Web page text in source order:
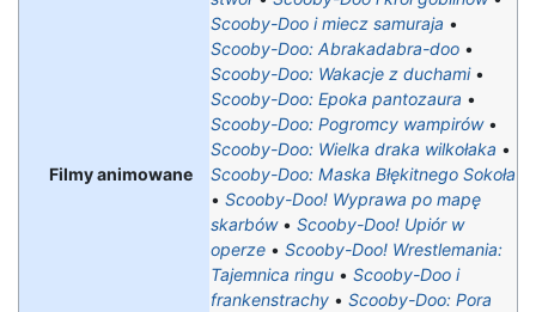
Filmy animowane
Scooby-Doo i miecz samuraja •
Scooby-Doo: Abrakadabra-doo •
Scooby-Doo: Wakacje z duchami•
Scooby-Doo: Epoka pantozaura •
Scooby-Doo: Pogromcy wampirów•
Scooby-Doo: Wielka draka wilkołaka •
Scooby-Doo: Maska Błękitnego Sokoła
• Scooby-Doo! Wyprawa po mapę
skarbów• Scooby-Doo! Upiór w
operze • Scooby-Doo! Wrestlemania:
Tajemnica ringu • Scooby-Doo i
frankenstrachy • Scooby-Doo: Pora